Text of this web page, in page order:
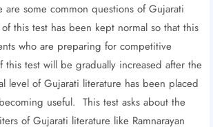
are some common questions of Gujarati
this test has been kept normal so that this
who are preparing for competitive
this test will be gradually increased after the
level of Gujarati literature has been placed
useful. This test asks about the
of Gujarati literature like Ramnarayan